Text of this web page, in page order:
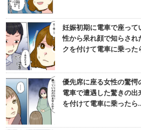
妊娠初期に電車で座っ
性から呆れ顔で知らさ
クを付けて電車に乗っ
優先席に座る女性の驚
電車で遭遇した驚きの出
を付けて電車に乗った